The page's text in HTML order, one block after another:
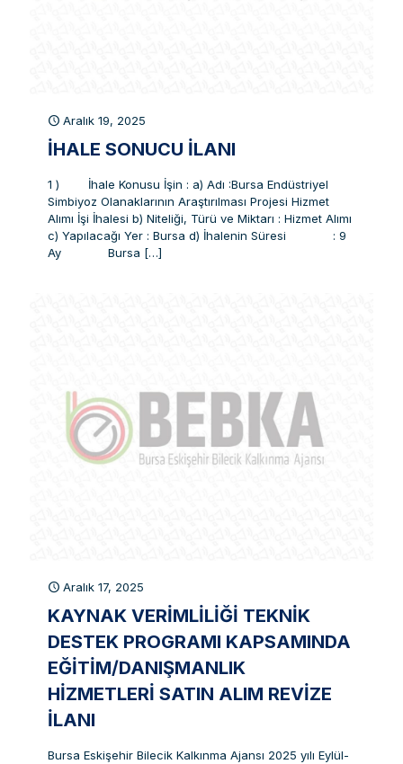
Aralık 19, 2025
İHALE SONUCU İLANI
1 ) İhale Konusu İşin : a) Adı :Bursa Endüstriyel
Simbiyoz Olanaklarının Araştırılması Projesi Hizmet
Alımı İşi İhalesi b) Niteliği, Türü ve Miktarı : Hizmet Alımı
c) Yapılacağı Yer : Bursa d) İhalenin Süresi : 9
Ay Bursa […]
Aralık 17, 2025
KAYNAK VERIMLILIĞI TEKNIK
DESTEK PROGRAMI KAPSAMINDA
EĞITIM/DANIŞMANLIK
HIZMETLERI SATIN ALIM REVIZE
İLANI
Bursa Eskişehir Bilecik Kalkınma Ajansı 2025 yılı Eylül-